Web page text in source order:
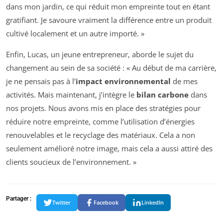
dans mon jardin, ce qui réduit mon empreinte tout en étant
gratifiant. Je savoure vraiment la différence entre un produit
cultivé localement et un autre importé. »
Enfin, Lucas, un jeune entrepreneur, aborde le sujet du
changement au sein de sa société : « Au début de ma carrière,
je ne pensais pas à l’impact environnemental de mes
activités. Mais maintenant, j’intègre le bilan carbone dans
nos projets. Nous avons mis en place des stratégies pour
réduire notre empreinte, comme l’utilisation d’énergies
renouvelables et le recyclage des matériaux. Cela a non
seulement amélioré notre image, mais cela a aussi attiré des
clients soucieux de l’environnement. »
Partager :
Twitter Facebook LinkedIn